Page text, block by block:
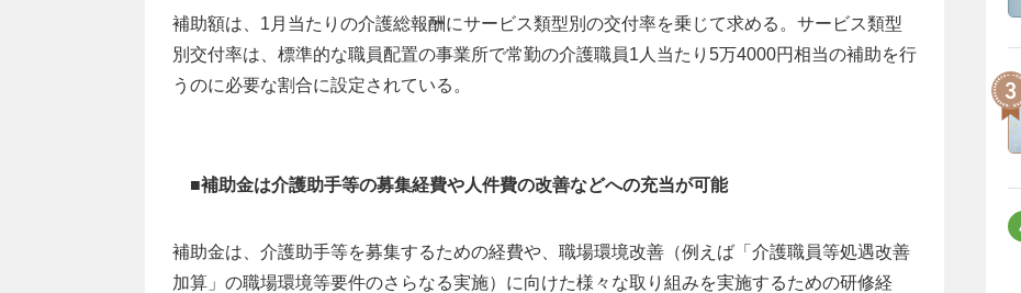
補助額は、1月当たりの介護総報酬にサービス類型別の交付率を乗じて求める。サービス類型
別交付率は、標準的な職員配置の事業所で常勤の介護職員1人当たり5万4000円相当の補助を行
うのに必要な割合に設定されている。
■補助金は介護助手等の募集経費や人件費の改善などへの充当が可能
補助金は、介護助手等を募集するための経費や、職場環境改善（例えば「介護職員等処遇改善
加算」の職場環境等要件のさらなる実施）に向けた様々な取り組みを実施するための研修経